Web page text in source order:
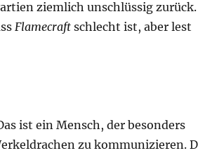
ziemlich unschlüssig zurück.
Flamecraftschlecht ist, aber lest
ist ein Mensch, der besonders
zu kommunizieren.